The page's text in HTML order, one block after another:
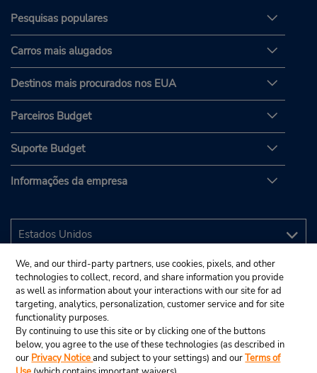
Pesquisas populares
Carros mais alugados
Destinos mais procurados nos EUA
Parceiros Budget
Suporte Budget
Informações da empresa
We, and our third-party partners, use cookies, pixels, and other
technologies to collect, record, and share information you provide
as well as information about your interactions with our site for ad
targeting, analytics, personalization, customer service and for site
functionality purposes.
By continuing to use this site or by clicking one of the buttons
below, you agree to the use of these technologies (as described in
our Privacy Noticeand subject to your settings) and ourTerms of